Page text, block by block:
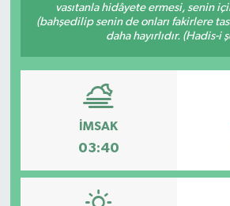
vasıtanla hidâyete ermesi, senin
(bahşedilip senin de onları fakirlere
daha hayırlıdır. (Hadis-i
İMSAK
03:40
Turizm